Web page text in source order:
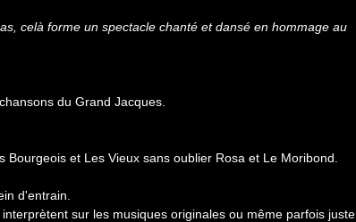
celà forme un spectacle chanté et dansé en hommage au
du Grand Jacques.
et Les Vieux sans oublier Rosa et Le Moribond.
d'entrain.
sur les musiques originales ou même parfois juste